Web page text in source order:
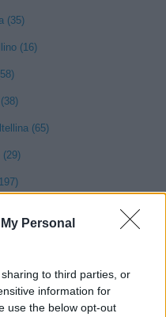
Personal
to third parties, or
information for
use the below opt-out
(35)
(16)
(65)
(29)
(16)